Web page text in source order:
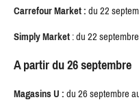
Carrefour Market :du 22
Simply Market: du 22
A partir du 26 septembre
Magasins U :du 26 septembre